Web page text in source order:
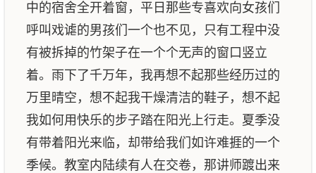
中的宿舍全开着窗，平日那些专喜欢向女孩们
呼叫戏谑的男孩们一个也不见，只有工程中没
有被拆掉的竹架子在一个个无声的窗口竖立
着。雨下了千万年，我再想不起那些经历过的
万里晴空，想不起我干燥清洁的鞋子，想不起
我如何用快乐的步子踏在阳光上行走。夏季没
有带着阳光来临，却带给我们如许难捱的一个
季候。教室内陆续有人在交卷，那讲师踱出来